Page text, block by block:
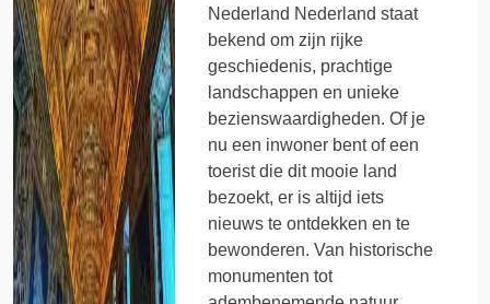
Nederland Nederland staat
bekend om zijn rijke
geschiedenis, prachtige
landschappen en unieke
bezienswaardigheden. Of je
nu een inwoner bent of een
toerist die dit mooie land
bezoekt, er is altijd iets
nieuws te ontdekken en te
bewonderen. Van historische
monumenten tot